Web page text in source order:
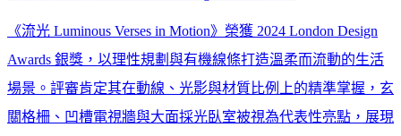
《流光 Luminous Verses in Motion》榮獲 2024 London Design
Awards 銀獎，以理性規劃與有機線條打造溫柔而流動的生活
場景。評審肯定其在動線、光影與材質比例上的精準掌握，玄
關格柵、凹槽電視牆與大面採光臥室被視為代表性亮點，展現